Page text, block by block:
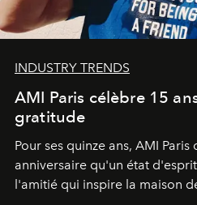
INDUSTRY TRENDS
AMI Paris célèbre 15
gratitude
Pour ses quinze ans, AMI
anniversaire qu'un état
l'amitié qui inspire la maison